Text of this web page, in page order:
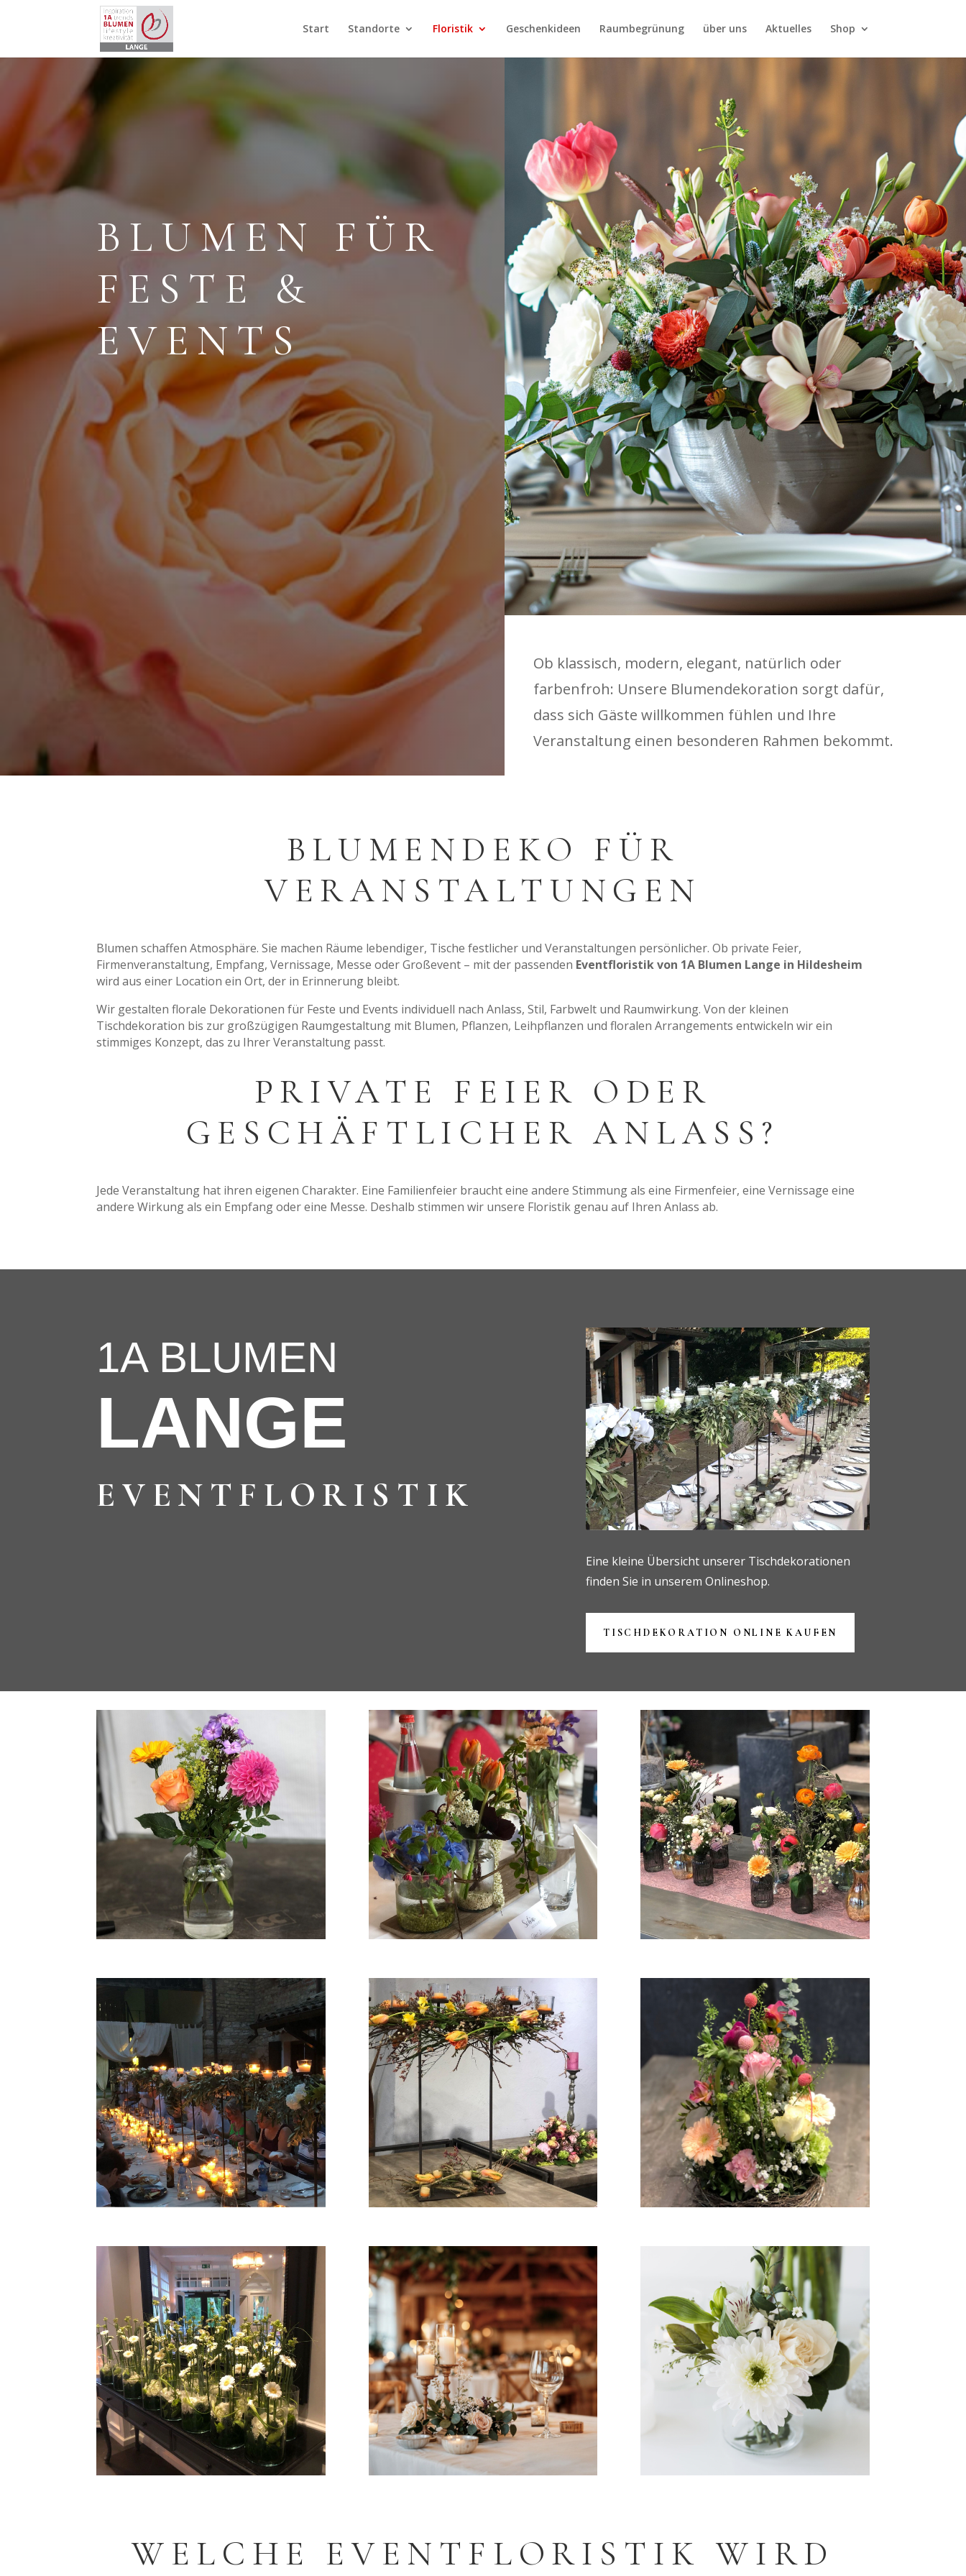
Start Standorte Floristik Geschenkideen Raumbegrünung über uns Aktuelles Shop
BLUMEN FÜR
FESTE &
EVENTS
Ob klassisch, modern, elegant, natürlich oder
farbenfroh: Unsere Blumendekoration sorgt dafür,
dass sich Gäste willkommen fühlen und Ihre
Veranstaltung einen besonderen Rahmen bekommt.
BLUMENDEKO FÜR
VERANSTALTUNGEN
Blumen schaffen Atmosphäre. Sie machen Räume lebendiger, Tische festlicher und Veranstaltungen persönlicher. Ob private Feier,
Firmenveranstaltung, Empfang, Vernissage, Messe oder Großevent – mit der passenden Eventfloristik von 1A Blumen Lange in Hildesheim
wird aus einer Location ein Ort, der in Erinnerung bleibt.
Wir gestalten florale Dekorationen für Feste und Events individuell nach Anlass, Stil, Farbwelt und Raumwirkung. Von der kleinen
Tischdekoration bis zur großzügigen Raumgestaltung mit Blumen, Pflanzen, Leihpflanzen und floralen Arrangements entwickeln wir ein
stimmiges Konzept, das zu Ihrer Veranstaltung passt.
PRIVATE FEIER ODER
GESCHÄFTLICHER ANLASS?
Jede Veranstaltung hat ihren eigenen Charakter. Eine Familienfeier braucht eine andere Stimmung als eine Firmenfeier, eine Vernissage eine
andere Wirkung als ein Empfang oder eine Messe. Deshalb stimmen wir unsere Floristik genau auf Ihren Anlass ab.
1A BLUMEN
LANGE
EVENTFLORISTIK
Eine kleine Übersicht unserer Tischdekorationen
finden Sie in unserem Onlineshop.
TISCHDEKORATION ONLINE KAUFEN
WELCHE EVENTFLORISTIK WIRD